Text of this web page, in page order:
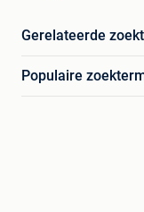
Gerelateerde
Populaire